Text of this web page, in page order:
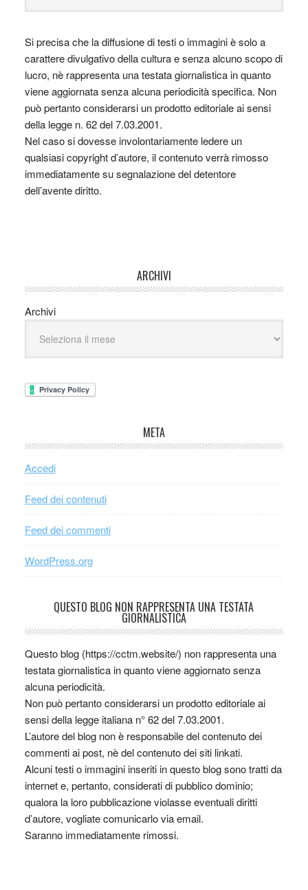
Si precisa che la diffusione di testi o immagini è solo a
carattere divulgativo della cultura e senza alcuno scopo di
lucro, nè rappresenta una testata giornalistica in quanto
viene aggiornata senza alcuna periodicità specifica. Non
può pertanto considerarsi un prodotto editoriale ai sensi
della legge n. 62 del 7.03.2001.
Nel caso si dovesse involontariamente ledere un
qualsiasi copyright d’autore, il contenuto verrà rimosso
immediatamente su segnalazione del detentore
dell’avente diritto.
ARCHIVI
Archivi
META
Accedi
Feed dei contenuti
Feed dei commenti
WordPress.org
QUESTO BLOG NON RAPPRESENTA UNA TESTATA
GIORNALISTICA
Questo blog (https://cctm.website/) non rappresenta una
testata giornalistica in quanto viene aggiornato senza
alcuna periodicità.
Non può pertanto considerarsi un prodotto editoriale ai
sensi della legge italiana n° 62 del 7.03.2001.
L’autore del blog non è responsabile del contenuto dei
commenti ai post, nè del contenuto dei siti linkati.
Alcuni testi o immagini inseriti in questo blog sono tratti da
internet e, pertanto, considerati di pubblico dominio;
qualora la loro pubblicazione violasse eventuali diritti
d’autore, vogliate comunicarlo via email.
Saranno immediatamente rimossi.